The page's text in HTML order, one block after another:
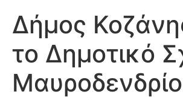
Δήμος
το Δημοτικό